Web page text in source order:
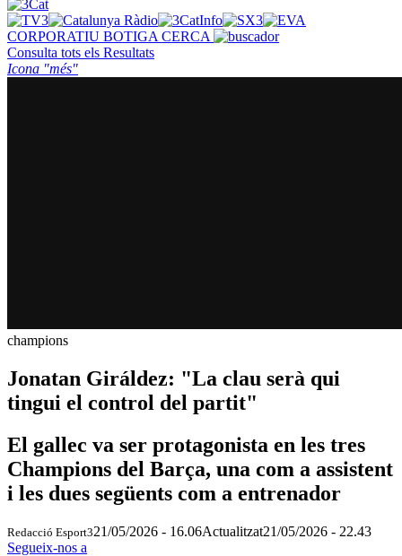
CORPORATIU BOTIGA CERCA
Consulta tots els Resultats
Icona "més"
champions
Jonatan Giráldez: "La clau serà qui
tingui el control del partit"
El gallec va ser protagonista en les tres
Champions del Barça, una com a assistent
i les dues següents com a entrenador
Redacció Esport321/05/2026 - 16.06Actualitzat21/05/2026 - 22.43
Segueix-nos a